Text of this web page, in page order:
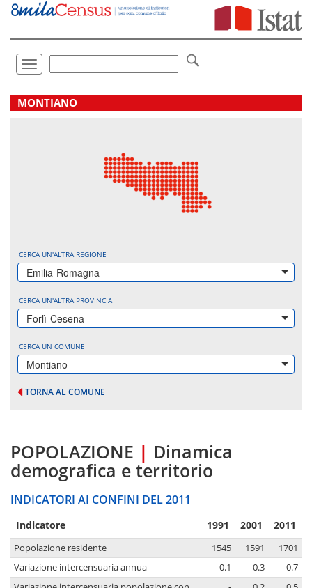
Vai
direttamente
Toggle
navigation
.
MONTIANO
CERCA UN'ALTRA REGIONE
Emilia-Romagna
CERCA UN'ALTRA PROVINCIA
Forlì-Cesena
CERCA UN COMUNE
Montiano
TORNA AL COMUNE
POPOLAZIONE | Dinamica
demografica e territorio
INDICATORI AI CONFINI DEL 2011
Indicatore 1991 2001 2011
Popolazione residente 1545 1591
1701
Variazione intercensuaria annua
-0.1 0.3
0.7